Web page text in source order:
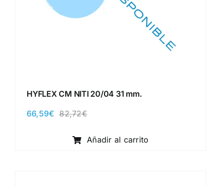
HYFLEX CM NITI 20/04 31 mm.
82,72€El
original
era:
66,59€
El
actual
es:
Añadir al carrito